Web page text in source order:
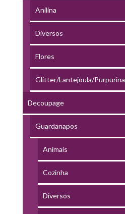
Anilina
Diversos
Flores
Glitter/Lantejoula/Purpurina
Decoupage
Guardanapos
Animais
Cozinha
Diversos